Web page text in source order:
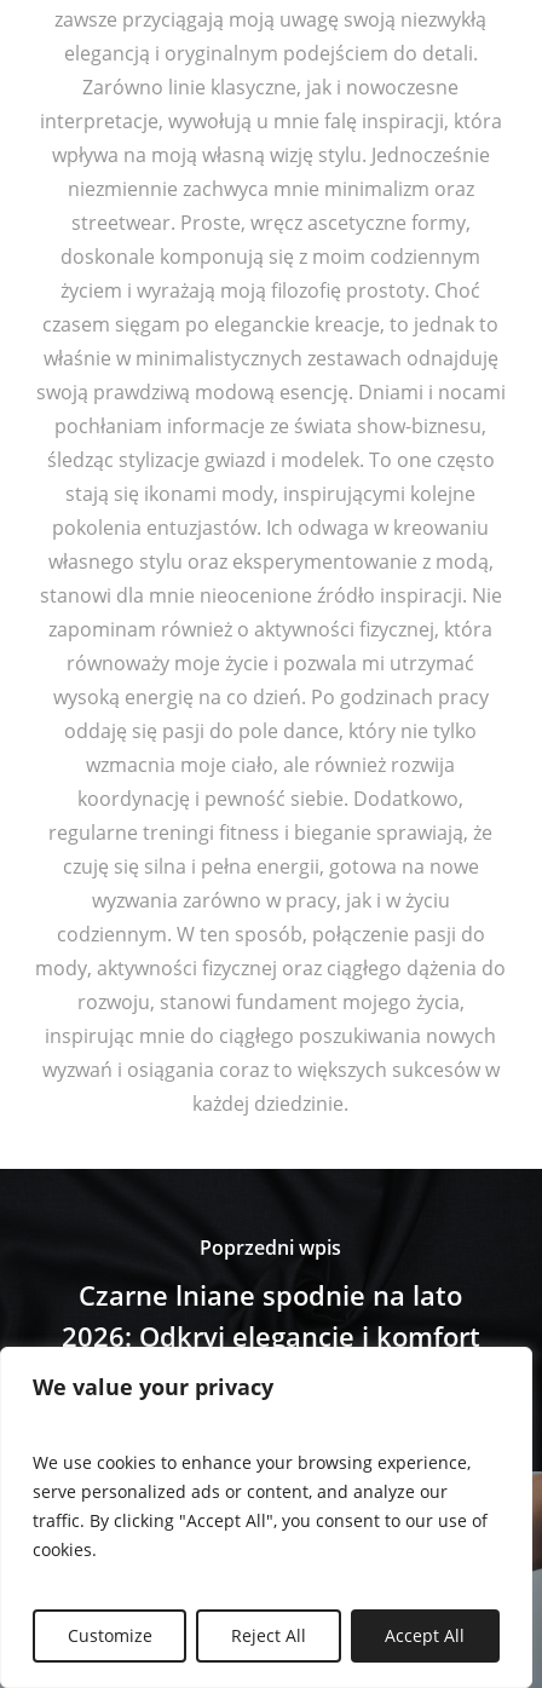
We value your privacy
We use cookies to enhance your browsing experience,
serve personalized ads or content, and analyze our
traffic. By clicking "Accept All", you consent to our use of
cookies.
Customize Reject All Accept All
zawsze przyciągają moją uwagę swoją niezwykłą
elegancją i oryginalnym podejściem do detali.
Zarówno linie klasyczne, jak i nowoczesne
interpretacje, wywołują u mnie falę inspiracji, która
wpływa na moją własną wizję stylu. Jednocześnie
niezmiennie zachwyca mnie minimalizm oraz
streetwear. Proste, wręcz ascetyczne formy,
doskonale komponują się z moim codziennym
życiem i wyrażają moją filozofię prostoty. Choć
czasem sięgam po eleganckie kreacje, to jednak to
właśnie w minimalistycznych zestawach odnajduję
swoją prawdziwą modową esencję. Dniami i nocami
pochłaniam informacje ze świata show-biznesu,
śledząc stylizacje gwiazd i modelek. To one często
stają się ikonami mody, inspirującymi kolejne
pokolenia entuzjastów. Ich odwaga w kreowaniu
własnego stylu oraz eksperymentowanie z modą,
stanowi dla mnie nieocenione źródło inspiracji. Nie
zapominam również o aktywności fizycznej, która
równoważy moje życie i pozwala mi utrzymać
wysoką energię na co dzień. Po godzinach pracy
oddaję się pasji do pole dance, który nie tylko
wzmacnia moje ciało, ale również rozwija
koordynację i pewność siebie. Dodatkowo,
regularne treningi fitness i bieganie sprawiają, że
czuję się silna i pełna energii, gotowa na nowe
wyzwania zarówno w pracy, jak i w życiu
codziennym. W ten sposób, połączenie pasji do
mody, aktywności fizycznej oraz ciągłego dążenia do
rozwoju, stanowi fundament mojego życia,
inspirując mnie do ciągłego poszukiwania nowych
wyzwań i osiągania coraz to większych sukcesów w
każdej dziedzinie.
Poprzedni wpis
Czarne lniane spodnie na lato
2026: Odkryj elegancję i komfort
w gorące dni!
Jak poprawić metabolizm?